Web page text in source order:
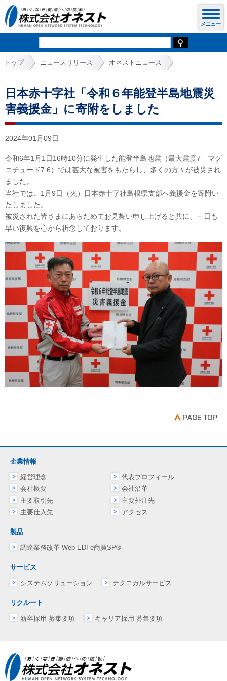
トップ ニュースリリース オネストニュース
日本赤十字社「令和６年能登半島地震災
害義援金」に寄附をしました
2024年01月09日
令和6年1月1日16時10分に発生した能登半島地震（最大震度7 マグ
ニチュード7.6）では甚大な被害をもたらし、多くの方々が被災され
ました。
当社では、1月9日（火）日本赤十字社島根県支部へ義援金を寄附い
たしました。
被災された皆さまにあらためてお見舞い申し上げると共に、一日も
早い復興を心から祈念しております。
企業情報
経営理念
代表プロフィール
会社概要
会社沿革
主要取引先
主要外注先
主要仕入先
アクセス
製品
調達業務改革 Web-EDI e商買SP®
サービス
システムソリューション テクニカルサービス
リクルート
新卒採用 募集要項 キャリア採用 募集要項